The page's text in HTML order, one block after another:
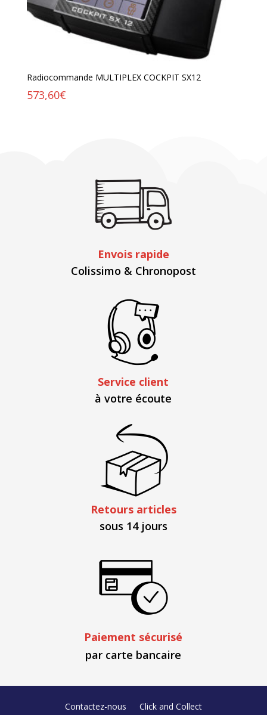
Radiocommande MULTIPLEX COCKPIT SX12
573,60€
Envois rapide
Colissimo & Chronopost
Service client
à votre écoute
Retours articles
sous 14 jours
Paiement sécurisé
par carte bancaire
Contactez-nous Click and Collect